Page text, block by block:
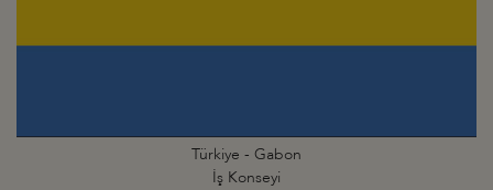
Türkiye - Gabon
İş Konseyi